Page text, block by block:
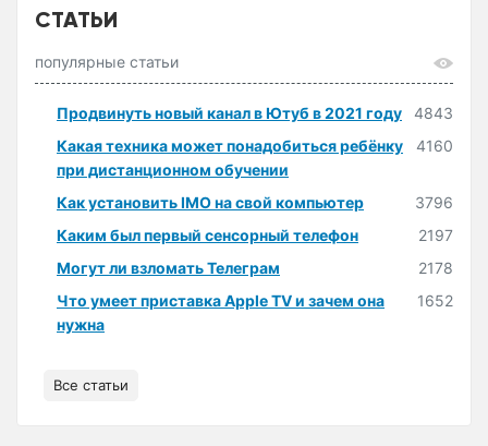
СТАТЬИ
популярные статьи
Продвинуть новый канал в Ютуб в 2021 году
4843
Какая техника может понадобиться ребёнку
при дистанционном обучении
4160
Как установить IMO на свой компьютер
3796
Каким был первый сенсорный телефон
2197
Могут ли взломать Телеграм
2178
Что умеет приставка Apple TV и зачем она
нужна
1652
Все статьи